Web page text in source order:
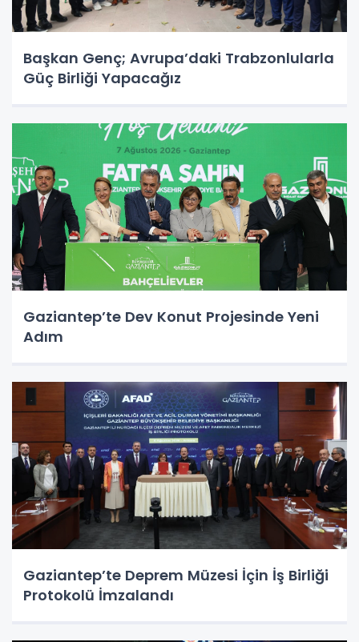
Başkan Genç; Avrupa’daki Trabzonlularla
Güç Birliği Yapacağız
Gaziantep’te Dev Konut Projesinde Yeni
Adım
Gaziantep’te Deprem Müzesi İçin İş Birliği
Protokolü İmzalandı